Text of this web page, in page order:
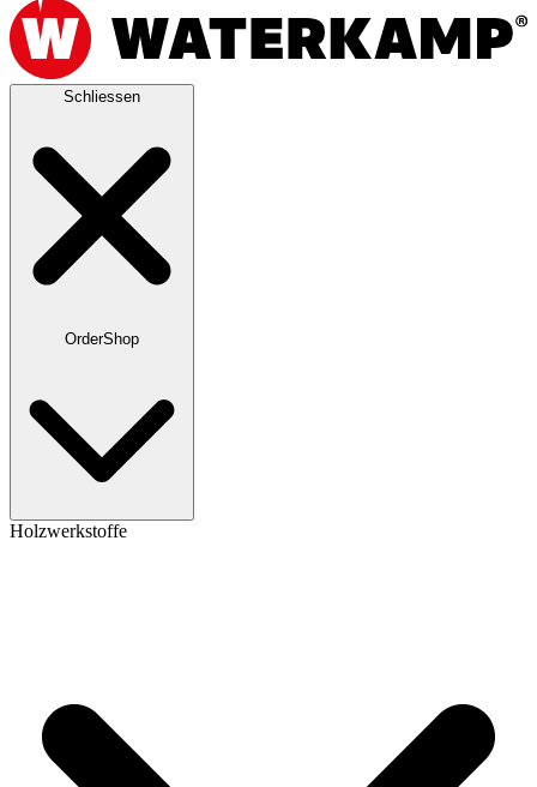
Schliessen
OrderShop
Holzwerkstoffe